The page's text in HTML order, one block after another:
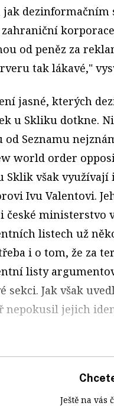
jak
od peněz za
tak lákavé,"
jasné, kterých
u Skliku dotkne.
Seznamu
world order
Sklik však
Ivu Valentovi.
české ministerstvo
listech už
i o tom, že za
listy
sekci. Jak však
nepokusil jejich
Ještě na vás